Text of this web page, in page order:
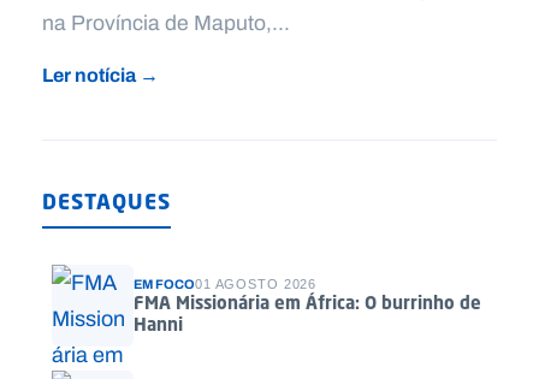
na Província de Maputo,...
Ler notícia →
DESTAQUES
EM FOCO01 AGOSTO 2026
FMA Missionária em África: O burrinho de
Hanni